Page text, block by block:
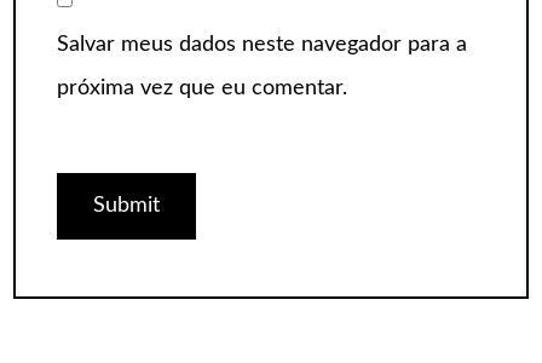
Salvar meus dados neste navegador para a
próxima vez que eu comentar.